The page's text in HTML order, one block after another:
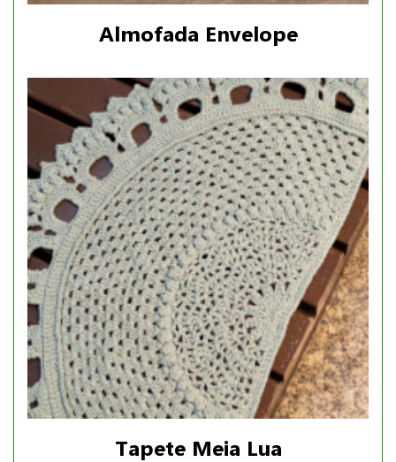
Almofada Envelope
Tapete Meia Lua